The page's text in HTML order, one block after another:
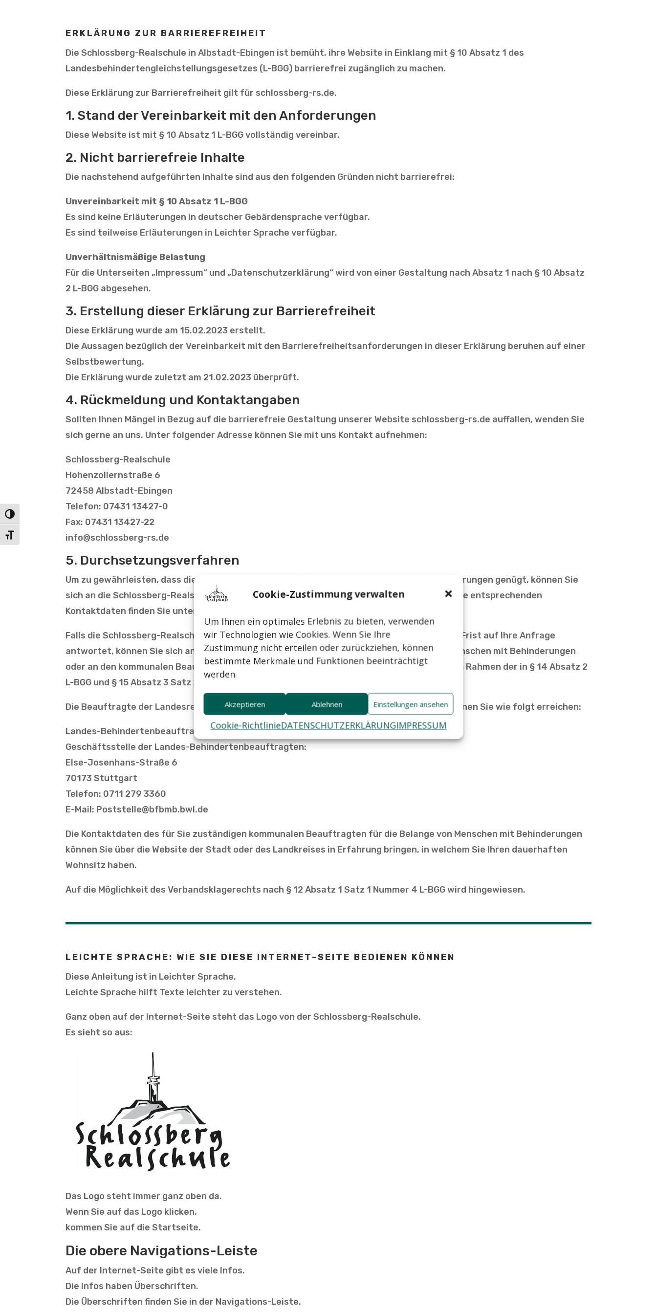
Cookie-Zustimmung verwalten
Um Ihnen ein optimales Erlebnis zu bieten, verwenden
wir Technologien wie Cookies. Wenn Sie Ihre
Zustimmung nicht erteilen oder zurückziehen, können
bestimmte Merkmale und Funktionen beeinträchtigt
werden.
Akzeptieren Ablehnen Einstellungen ansehen
Cookie-RichtlinieDATENSCHUTZERKLÄRUNGIMPRESSUM
Umschalten auf hohe Kontraste
Schrift vergrößern
ERKLÄRUNG ZUR BARRIERE­FREIHEIT
Die Schlossberg-Realschule in Albstadt-Ebingen ist bemüht, ihre Website in Einklang mit § 10 Absatz 1 des
Landesbehindertengleichstellungsgesetzes (L-BGG) barrierefrei zugänglich zu machen.
Diese Erklärung zur Barrierefreiheit gilt für schlossberg-rs.de.
1. Stand der Vereinbarkeit mit den Anforderungen
Diese Website ist mit § 10 Absatz 1 L-BGG vollständig vereinbar.
2. Nicht barrierefreie Inhalte
Die nachstehend aufgeführten Inhalte sind aus den folgenden Gründen nicht barrierefrei:
Unvereinbarkeit mit § 10 Absatz 1 L-BGG
Es sind keine Erläuterungen in deutscher Gebärdensprache verfügbar.
Es sind teilweise Erläuterungen in Leichter Sprache verfügbar.
Unverhältnismäßige Belastung
Für die Unterseiten „Impressum“ und „Datenschutzerklärung“ wird von einer Gestaltung nach Absatz 1 nach § 10 Absatz
2 L-BGG abgesehen.
3. Erstellung dieser Erklärung zur Barriere­freiheit
Diese Erklärung wurde am 15.02.2023 erstellt.
Die Aussagen bezüglich der Vereinbarkeit mit den Barrierefreiheitsanforderungen in dieser Erklärung beruhen auf einer
Selbstbewertung.
Die Erklärung wurde zuletzt am 21.02.2023 überprüft.
4. Rückmeldung und Kontakt­angaben
Sollten Ihnen Mängel in Bezug auf die barrierefreie Gestaltung unserer Website schlossberg-rs.de auffallen, wenden Sie
sich gerne an uns. Unter folgender Adresse können Sie mit uns Kontakt aufnehmen:
Schlossberg-Realschule
Hohenzollernstraße 6
72458 Albstadt-Ebingen
Telefon: 07431 13427-0
Fax: 07431 13427-22
info@schlossberg-rs.de
5. Durchsetzungs­verfahren
Um zu gewährleisten, dass diese Website den in § 10 Absatz 1 L-BGG beschriebenen Anforderungen genügt, können Sie
sich an die Schlossberg-Realschule wenden und eine entsprechende Rückmeldung geben. Die entsprechenden
Kontaktdaten finden Sie unter Ziffer 4 dieser Erklärung.
Falls die Schlossberg-Realschule nicht innerhalb der in § 8 Satz 1 L-BGG-DVO vorgesehenen Frist auf Ihre Anfrage
antwortet, können Sie sich an die Beauftragte der Landesregierung für die Belange von Menschen mit Behinderungen
oder an den kommunalen Beauftragten für die Belange von Menschen mit Behinderungen im Rahmen der in § 14 Absatz 2
L-BGG und § 15 Absatz 3 Satz 2 L-BGG beschriebenen Ombudsfunktion wenden.
Die Beauftragte der Landesregierung für die Belange von Menschen mit Behinderungen können Sie wie folgt erreichen:
Landes-Behindertenbeauftragte Simone Fischer
Geschäftsstelle der Landes-Behindertenbeauftragten:
Else-Josenhans-Straße 6
70173 Stuttgart
Telefon: 0711 279 3360
E-Mail: Poststelle@bfbmb.bwl.de
Die Kontaktdaten des für Sie zuständigen kommunalen Beauftragten für die Belange von Menschen mit Behinderungen
können Sie über die Website der Stadt oder des Landkreises in Erfahrung bringen, in welchem Sie Ihren dauerhaften
Wohnsitz haben.
Auf die Möglichkeit des Verbandsklagerechts nach § 12 Absatz 1 Satz 1 Nummer 4 L-BGG wird hingewiesen.
LEICHTE SPRACHE: WIE SIE DIESE INTERNET-SEITE BEDIENEN KÖNNEN
Diese Anleitung ist in Leichter Sprache.
Leichte Sprache hilft Texte leichter zu verstehen.
Ganz oben auf der Internet-Seite steht das Logo von der Schlossberg-Realschule.
Es sieht so aus:
Das Logo steht immer ganz oben da.
Wenn Sie auf das Logo klicken,
kommen Sie auf die Startseite.
Die obere Navigations-Leiste
Auf der Internet-Seite gibt es viele Infos.
Die Infos haben Überschriften.
Die Überschriften finden Sie in der Navigations-Leiste.